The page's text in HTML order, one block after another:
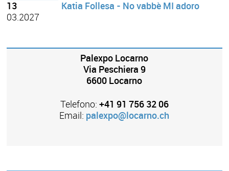
13
03.2027
Katia Follesa - No vabbè MI adoro
Palexpo Locarno
Via Peschiera 9
6600 Locarno
Telefono: +41 91 756 32 06
Email: palexpo@locarno.ch